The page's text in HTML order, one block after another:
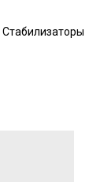
Стабилизаторы